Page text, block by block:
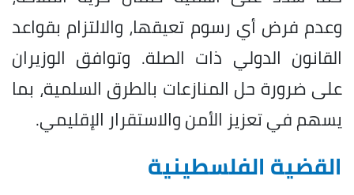
وعدم فرض أي رسوم تعيقها، والالتزام بقواعد
القانون الدولي ذات الصلة. وتوافق الوزيران
على ضرورة حل المنازعات بالطرق السلمية، بما
يسهم في تعزيز الأمن والاستقرار الإقليمي.
القضية الفلسطينية